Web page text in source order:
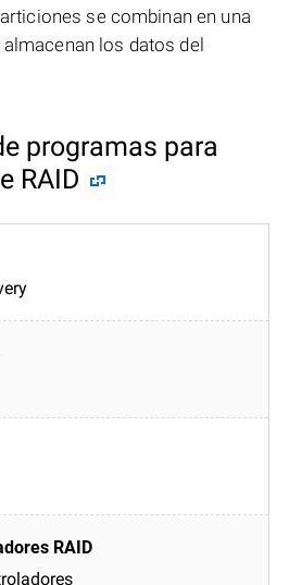
se combinan en una
los datos del
programas para
RAID